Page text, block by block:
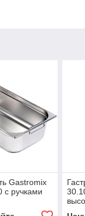
Gastromix
с ручками